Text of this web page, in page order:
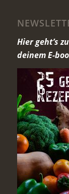
Hier geht’s
deinem E-